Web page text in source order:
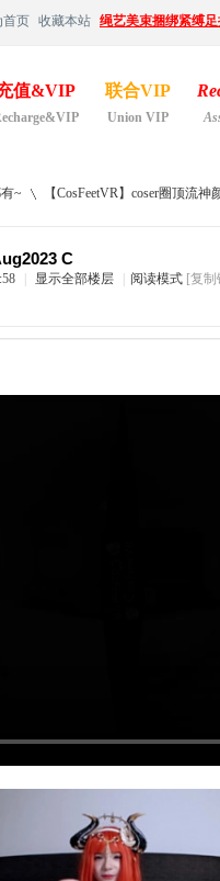
首页 收藏本站 绳艺美束捆绑紧缚
值&VIP 联合VIP
Union VIP
~
›
【CosFeetVR】coser圈顶流
C
显示全部楼层 阅读模式 [复